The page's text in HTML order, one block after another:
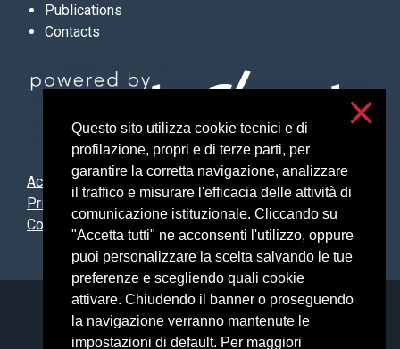
Questo sito utilizza cookie tecnici e di
profilazione, propri e di terze parti, per
garantire la corretta navigazione, analizzare
il traffico e misurare l'efficacia delle attività di
comunicazione istituzionale. Cliccando su
"Accetta tutti" ne acconsenti l'utilizzo, oppure
puoi personalizzare la scelta salvando le tue
preferenze e scegliendo quali cookie
attivare. Chiudendo il banner o proseguendo
la navigazione verranno mantenute le
impostazioni di default. Per maggiori
Publications
Contacts
Accessibilità
Privacy and cookies
Cookie settings
Università degli Studi di Milano
Via Festa del Perdono, 7 - 20122 Milano
Posta Elettronica Certificata